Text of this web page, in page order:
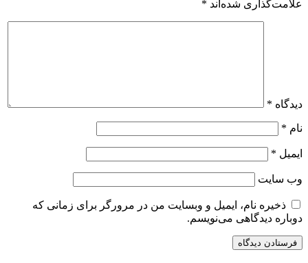
علامت‌گذاری شده‌اند *
دیدگاه *
نام *
ایمیل *
وب‌ سایت
ذخیره نام، ایمیل و وبسایت من در مرورگر برای زمانی که
دوباره دیدگاهی می‌نویسم.